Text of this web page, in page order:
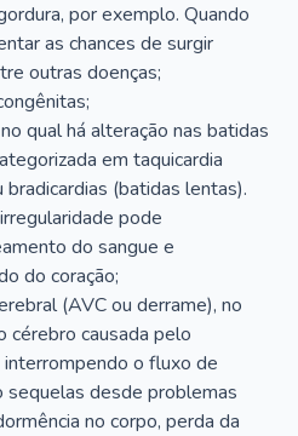
por exemplo. Quando
as chances de surgir
outras doenças;
qual há alteração nas batidas
em taquicardia
(batidas lentas).
pode
do sangue e
do coração;
(AVC ou derrame), no
cérebro causada pelo
o fluxo de
sequelas desde problemas
no corpo, perda da